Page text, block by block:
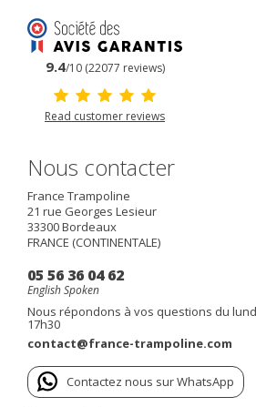
9.4/10 (22077 reviews)
Read customer reviews
Nous contacter
France Trampoline
21 rue Georges Lesieur
33300Bordeaux
FRANCE (CONTINENTALE)
05 56 36 04 62
English Spoken
Nous répondons à vos questions du
17h30
contact@france-trampoline.com
Contactez nous sur WhatsApp